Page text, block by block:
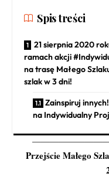
Spis treści
21 sierpnia 2020
ramach akcji
na trasę Małego
szlak w 3 dni!
Zainspiruj
na Indywidualny
Przejście Małego